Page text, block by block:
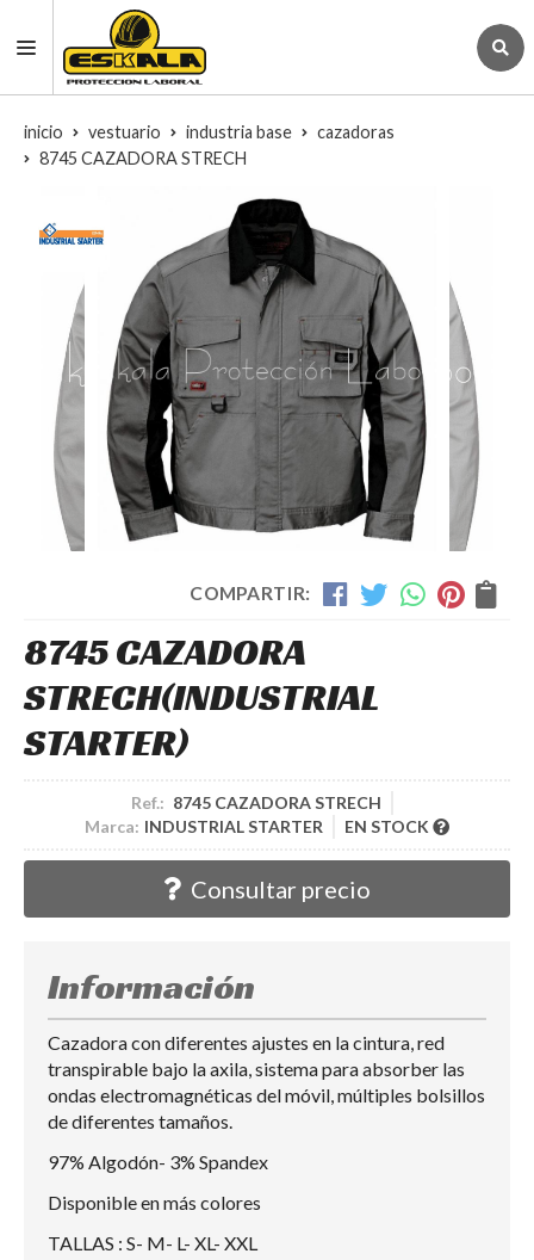
inicio vestuario industria base
cazadoras
8745 CAZADORA STRECH
COMPARTIR:
8745 CAZADORA
STRECH(INDUSTRIAL
STARTER)
Ref.: 8745 CAZADORA STRECH
Marca: INDUSTRIAL STARTER EN STOCK
Consultar precio
Información
Cazadora con diferentes ajustes en la cintura, red
transpirable bajo la axila, sistema para absorber las
ondas electromagnéticas del móvil, múltiples bolsillos
de diferentes tamaños.
97% Algodón- 3% Spandex
Disponible en más colores
TALLAS : S- M- L- XL- XXL